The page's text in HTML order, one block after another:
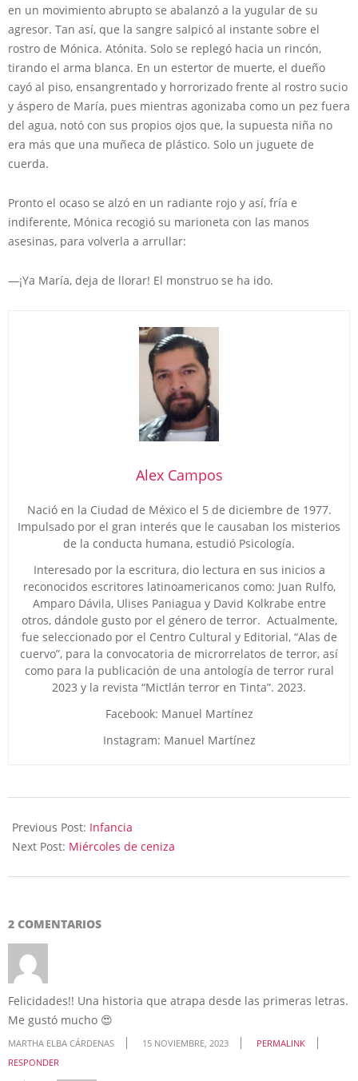
en un movimiento abrupto se abalanzó a la yugular de su
agresor. Tan así, que la sangre salpicó al instante sobre el
rostro de Mónica. Atónita. Solo se replegó hacia un rincón,
tirando el arma blanca. En un estertor de muerte, el dueño
cayó al piso, ensangrentado y horrorizado frente al rostro sucio
y áspero de María, pues mientras agonizaba como un pez fuera
del agua, notó con sus propios ojos que, la supuesta niña no
era más que una muñeca de plástico. Solo un juguete de
cuerda.
Pronto el ocaso se alzó en un radiante rojo y así, fría e
indiferente, Mónica recogió su marioneta con las manos
asesinas, para volverla a arrullar:
—¡Ya María, deja de llorar! El monstruo se ha ido.
Alex Campos
Nació en la Ciudad de México el 5 de diciembre de 1977.
Impulsado por el gran interés que le causaban los misterios
de la conducta humana, estudió Psicología.
Interesado por la escritura, dio lectura en sus inicios a
reconocidos escritores latinoamericanos como: Juan Rulfo,
Amparo Dávila, Ulises Paniagua y David Kolkrabe entre
otros, dándole gusto por el género de terror. Actualmente,
fue seleccionado por el Centro Cultural y Editorial, “Alas de
cuervo”, para la convocatoria de microrrelatos de terror, así
como para la publicación de una antología de terror rural
2023 y la revista “Mictlán terror en Tinta”. 2023.
Facebook: Manuel Martínez
Instagram: Manuel Martínez
11-
15
Previous Post: Infancia
Next Post: Miércoles de ceniza
2 COMENTARIOS
Felicidades!! Una historia que atrapa desde las primeras letras.
Me gustó mucho 😍
MARTHA ELBA CÁRDENAS 15 NOVIEMBRE, 2023
PERMALINK
RESPONDER